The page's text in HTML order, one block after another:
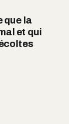
que la
et qui